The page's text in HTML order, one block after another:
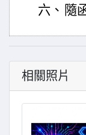
六、 隨
相關照片